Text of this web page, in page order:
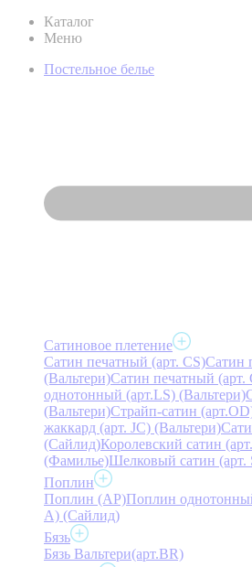
Каталог
Меню
Постельное белье
Сатиновое плетение
Сатин печатный (арт. СS)Сатин
(Вальтери)Сатин печатный (арт.
однотонный (арт.LS) (Вальтери)
(Вальтери)Страйп-сатин
жаккард (арт. JC) (Вальтери)
(Сайлид)Королевский сатин
(Фамилье)Шелковый сатин
Поплин
Поплин (AP)Поплин
А) (Сайлид)
Бязь
Бязь Вальтери(арт.BR)